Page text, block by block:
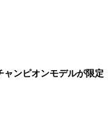
ャンピオンモデルが限定